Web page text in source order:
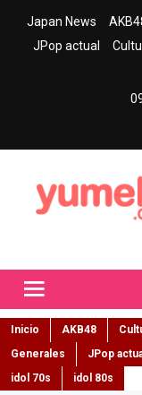
Japan News
JPop actual
Inicio AKB48
Generales
JPop
idol 70s
idol 80s